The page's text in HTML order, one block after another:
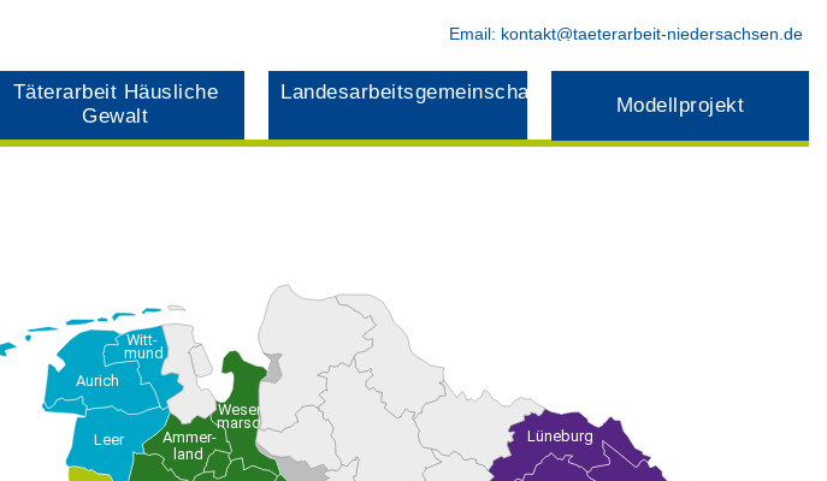
Email: kontakt@taeterarbeit-niedersachsen.de
Täterarbeit Häusliche
Gewalt
Landesarbeitsgemeinschaft
Modellprojekt
Lüneburg
Ammer-
land
Weser-
marsch
Leer
Aurich
Witt-
mund